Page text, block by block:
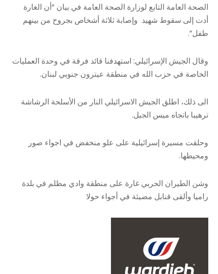
الصحة العامة التابع لوزارة الصحة العامة في بيان “أن الغارة
أدت إلى سقوط شهيد وإصابة ثلاثة أشخاص بجروح من بينهم
طفل”.
وقال الجيش الإسرائيلي: استهدفنا قائد فرقة في وحدة العمليات
الخاصة في حزب الله في منطقة عيترون جنوبي لبنان.
الى ذلك، اطلق الجيش الاسرائيلي النار من الأسلحة الرشاشة
ترهيبا باتجاه ميس الجبل.
وحلقت مسيرة إسرائيلية على علو منخفض في اجواء صور
ومحيطها.
وشن الطيران الحربي غارة على منطقة وادي مظلم في بلدة
راميا وألقى قنابل مضيئة في أجواء حولا